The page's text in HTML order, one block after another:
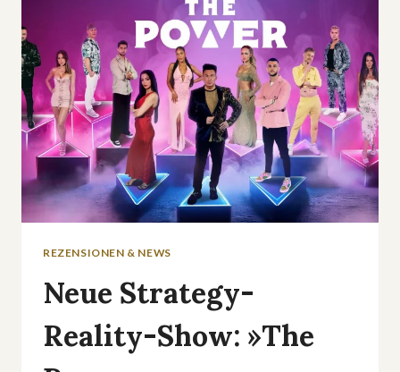
REZENSIONEN & NEWS
Neue Strategy-
Reality-Show: »The